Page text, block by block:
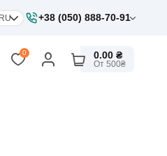
RU +38 (050) 888-70-91
0 0.00 ₴
От 500₴